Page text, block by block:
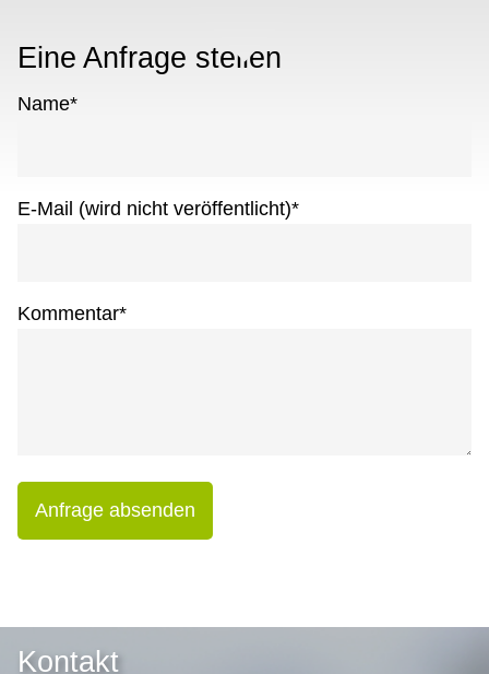
Eine Anfrage stellen
Name*
E-Mail (wird nicht veröffentlicht)*
Kommentar*
Anfrage absenden
Kontakt